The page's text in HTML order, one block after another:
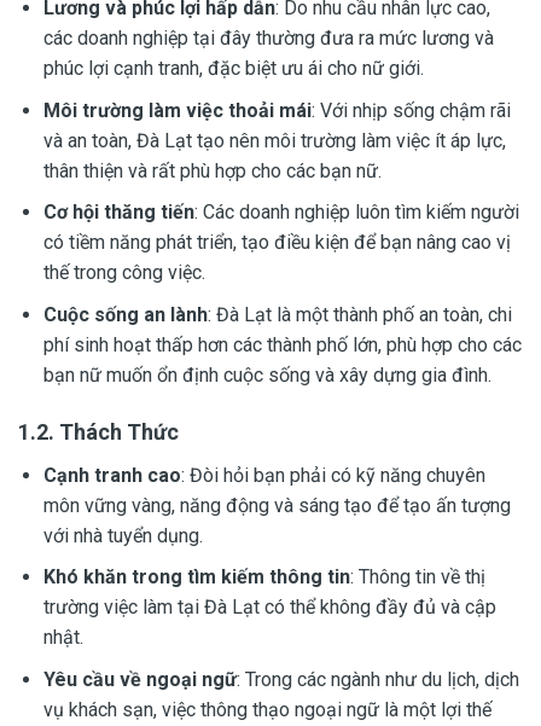
Lương và phúc lợi hấp dẫn: Do nhu cầu nhân lực cao,
các doanh nghiệp tại đây thường đưa ra mức lương và
phúc lợi cạnh tranh, đặc biệt ưu ái cho nữ giới.
Môi trường làm việc thoải mái: Với nhịp sống chậm rãi
và an toàn, Đà Lạt tạo nên môi trường làm việc ít áp lực,
thân thiện và rất phù hợp cho các bạn nữ.
Cơ hội thăng tiến: Các doanh nghiệp luôn tìm kiếm người
có tiềm năng phát triển, tạo điều kiện để bạn nâng cao vị
thế trong công việc.
Cuộc sống an lành: Đà Lạt là một thành phố an toàn, chi
phí sinh hoạt thấp hơn các thành phố lớn, phù hợp cho các
bạn nữ muốn ổn định cuộc sống và xây dựng gia đình.
1.2. Thách Thức
Cạnh tranh cao: Đòi hỏi bạn phải có kỹ năng chuyên
môn vững vàng, năng động và sáng tạo để tạo ấn tượng
với nhà tuyển dụng.
Khó khăn trong tìm kiếm thông tin: Thông tin về thị
trường việc làm tại Đà Lạt có thể không đầy đủ và cập
nhật.
Yêu cầu về ngoại ngữ: Trong các ngành như du lịch, dịch
vụ khách sạn, việc thông thạo ngoại ngữ là một lợi thế